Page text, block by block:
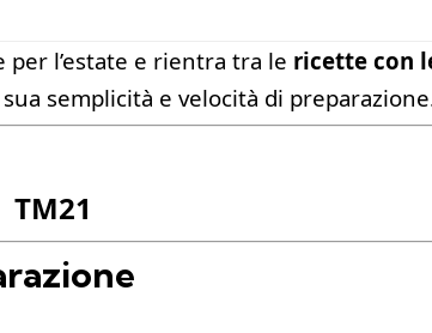
l’estate e rientra tra le ricette con
semplicità e velocità di